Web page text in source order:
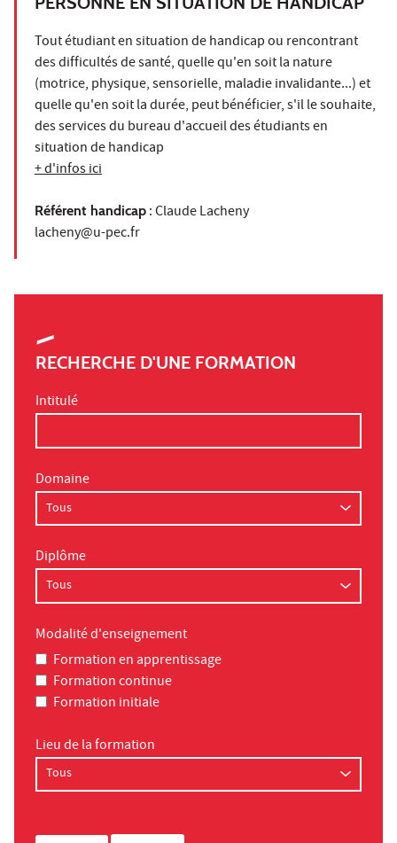
Tout étudiant en situation de handicap ou rencontrant
des difficultés de santé, quelle qu'en soit la nature
(motrice, physique, sensorielle, maladie invalidante...) et
quelle qu'en soit la durée, peut bénéficier, s'il le souhaite,
des services du bureau d'accueil des étudiants en
situation de handicap
+ d'infos ici
Référent handicap : Claude Lacheny
lacheny@u-pec.fr
RECHERCHE D'UNE FORMATION
Intitulé
Domaine
Diplôme
Modalité d'enseignement
Formation en apprentissage
Formation continue
Formation initiale
Lieu de la formation